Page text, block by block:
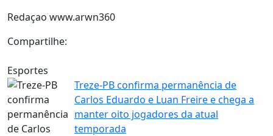
Redaçao www.arwn360
Compartilhe:
Esportes
Treze-PB confirma permanência de
Carlos Eduardo e Luan Freire e chega a
manter oito jogadores da atual
temporada